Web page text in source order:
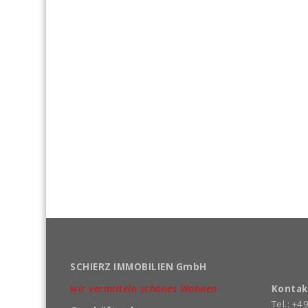
SCHIERZ IMMOBILIEN GmbH
wir vermitteln schönes Wohnen
Tel.: